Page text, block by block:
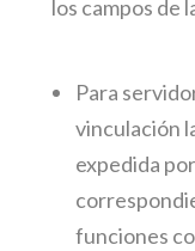
los campos de
Para
vinculación
expedida
funciones